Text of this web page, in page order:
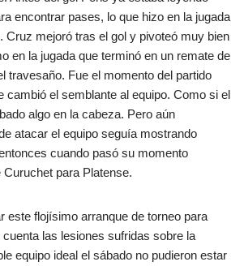
encontrar pases, lo que hizo en la jugada
Cruz mejoró tras el gol y pivoteó muy bien
en la jugada que terminó en un remate de
travesaño. Fue el momento del partido
cambió el semblante al equipo. Como si el
algo en la cabeza. Pero aún
atacar el equipo seguía mostrando
cuando pasó su momento
Curuchet para Platense.
este flojísimo arranque de torneo para
cuenta las lesiones sufridas sobre la
equipo ideal el sábado no pudieron estar